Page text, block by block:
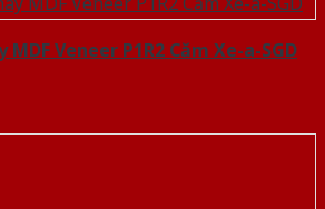
MDF Veneer P1R2 Căm Xe-a-SGD